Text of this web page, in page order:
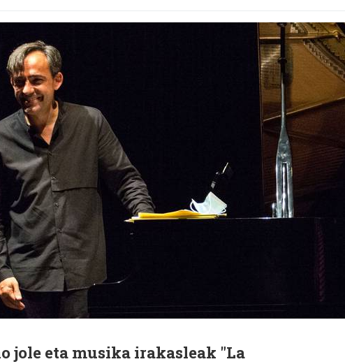
jole eta musika irakasleak "La